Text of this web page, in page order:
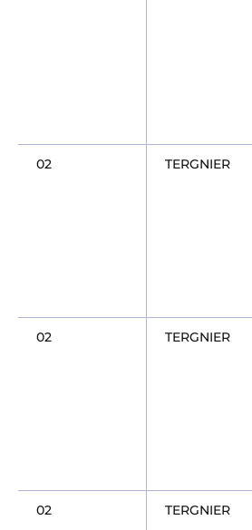
02 TERGNIER
02 TERGNIER
02 TERGNIER